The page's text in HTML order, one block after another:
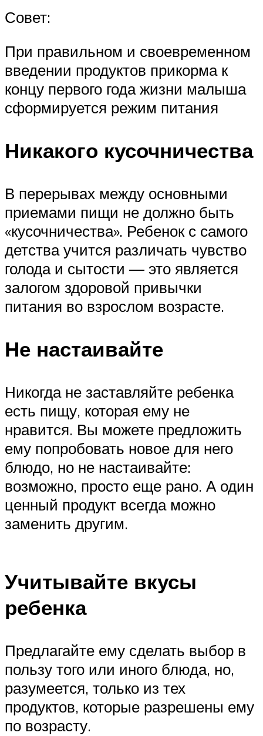
Совет:
При правильном и своевременном
введении продуктов прикорма к
концу первого года жизни малыша
сформируется режим питания
Никакого кусочничества
В перерывах между основными
приемами пищи не должно быть
«кусочничества». Ребенок с самого
детства учится различать чувство
голода и сытости — это является
залогом здоровой привычки
питания во взрослом возрасте.
Не настаивайте
Никогда не заставляйте ребенка
есть пищу, которая ему не
нравится. Вы можете предложить
ему попробовать новое для него
блюдо, но не настаивайте:
возможно, просто еще рано. А один
ценный продукт всегда можно
заменить другим.
Учитывайте вкусы
ребенка
Предлагайте ему сделать выбор в
пользу того или иного блюда, но,
разумеется, только из тех
продуктов, которые разрешены ему
по возрасту.